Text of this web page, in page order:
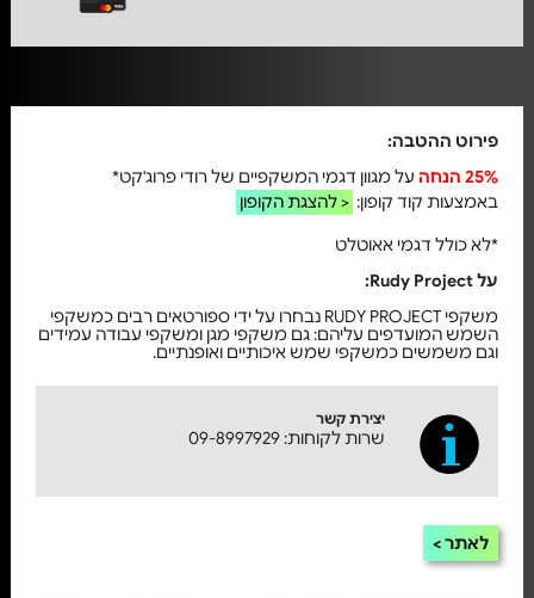
פירוט ההטבה:
25% הנחה
על מגוון דגמי המשקפיים של רודי פרוג'קט*
באמצעות קוד קופון: להצגת הקופון >
*לא כולל דגמי אאוטלט
על Rudy Project:
משקפי RUDY PROJECT נבחרו על ידי ספורטאים רבים כמשקפי
השמש המועדפים עליהם: גם משקפי מגן ומשקפי עבודה עמידים
וגם משמשים כמשקפי שמש איכותיים ואופנתיים.
יצירת קשר
שרות לקוחות: 09-8997929
לאתר